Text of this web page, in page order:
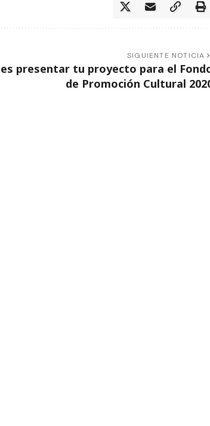
SIGUIENTE NOTICIA
presentar tu proyecto para el
de Promoción Cultural